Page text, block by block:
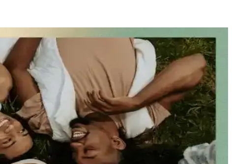
sunuluyor. Seyahat ve aksesuar detayları da ele alınıyor.
kaçınılmalı, şık ve dengeli kombinler tercih edilmelidir.